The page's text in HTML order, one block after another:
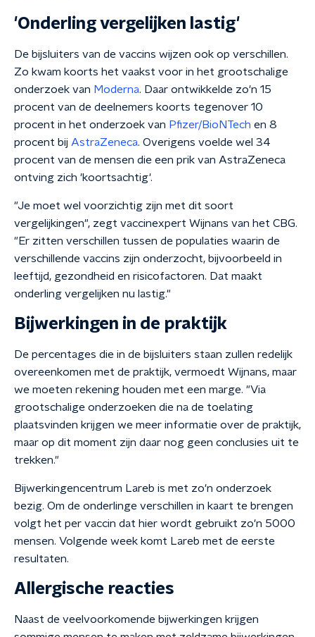
'Onderling vergelijken lastig'
De bijsluiters van de vaccins wijzen ook op verschillen.
Zo kwam koorts het vaakst voor in het grootschalige
onderzoek van Moderna. Daar ontwikkelde zo'n 15
procent van de deelnemers koorts tegenover 10
procent in het onderzoek van Pfizer/BioNTech en 8
procent bij AstraZeneca. Overigens voelde wel 34
procent van de mensen die een prik van AstraZeneca
ontving zich 'koortsachtig'.
"Je moet wel voorzichtig zijn met dit soort
vergelijkingen", zegt vaccinexpert Wijnans van het CBG.
"Er zitten verschillen tussen de populaties waarin de
verschillende vaccins zijn onderzocht, bijvoorbeeld in
leeftijd, gezondheid en risicofactoren. Dat maakt
onderling vergelijken nu lastig."
Bijwerkingen in de praktijk
De percentages die in de bijsluiters staan zullen redelijk
overeenkomen met de praktijk, vermoedt Wijnans, maar
we moeten rekening houden met een marge. "Via
grootschalige onderzoeken die na de toelating
plaatsvinden krijgen we meer informatie over de praktijk,
maar op dit moment zijn daar nog geen conclusies uit te
trekken."
Bijwerkingencentrum Lareb is met zo'n onderzoek
bezig. Om de onderlinge verschillen in kaart te brengen
volgt het per vaccin dat hier wordt gebruikt zo'n 5000
mensen. Volgende week komt Lareb met de eerste
resultaten.
Allergische reacties
Naast de veelvoorkomende bijwerkingen krijgen